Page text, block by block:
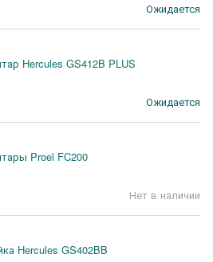
Ожидается
Hercules GS412B PLUS
Ожидается
Proel FC200
Нет в наличии
Hercules GS402BB